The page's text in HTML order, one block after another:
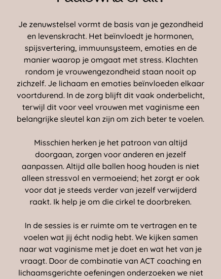
Je zenuwstelsel vormt de basis van je gezondheid
en levenskracht. Het beïnvloedt je hormonen,
spijsvertering, immuunsysteem, emoties en de
manier waarop je omgaat met stress. Klachten
rondom je vrouwengezondheid staan nooit op
zichzelf. Je lichaam en emoties beïnvloeden elkaar
voortdurend. In de zorg blijft dit vaak onderbelicht,
terwijl dit voor veel vrouwen met vaginisme een
belangrijke sleutel kan zijn om zich beter te voelen.
Misschien herken je het patroon van altijd
doorgaan, zorgen voor anderen en jezelf
aanpassen. Altijd alle ballen hoog houden is niet
alleen stressvol en vermoeiend; het zorgt er ook
voor dat je steeds verder van jezelf verwijderd
raakt. Ik help je om die cirkel te doorbreken.
In de sessies is er ruimte om te vertragen en te
voelen wat jij écht nodig hebt. We kijken samen
naar wat vaginisme met je doet en wat het van je
vraagt. Door de combinatie van ACT coaching en
lichaamsgerichte oefeningen onderzoeken we niet